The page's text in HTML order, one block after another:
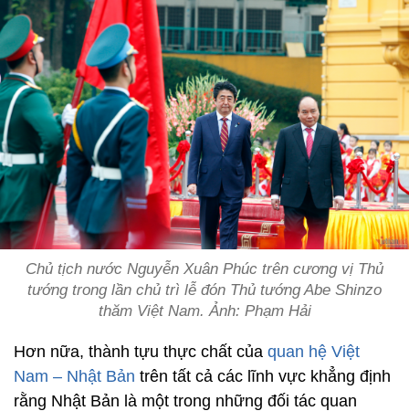
Chủ tịch nước Nguyễn Xuân Phúc trên cương vị Thủ
tướng trong lần chủ trì lễ đón Thủ tướng Abe Shinzo
thăm Việt Nam. Ảnh: Phạm Hải
Hơn nữa, thành tựu thực chất của quan hệ Việt
Nam – Nhật Bản trên tất cả các lĩnh vực khẳng định
rằng Nhật Bản là một trong những đối tác quan